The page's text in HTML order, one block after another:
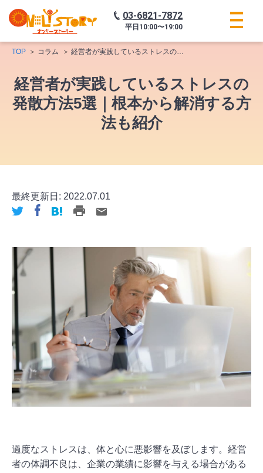
03-6821-7872
平日 10:00〜19:00
TOP コラム 経営者が実践しているストレスの発散方法5選｜根本から解消する方法も紹介
経営者が実践しているストレスの
発散方法5選｜根本から解消する方
法も紹介
最終更新日: 2022.07.01
過度なストレスは、体と心に悪影響を及ぼします。経営
者の体調不良は、企業の業績に影響を与える場合がある